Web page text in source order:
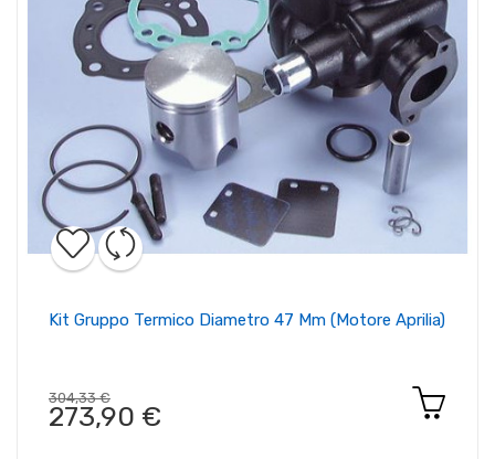
Kit Gruppo Termico Diametro 47 Mm (motore Aprilia)
304,33 €
273,90 €